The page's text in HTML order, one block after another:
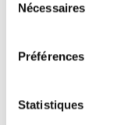
Nécessaires
Préférences
Statistiques
Pendant que nous
Le voisin